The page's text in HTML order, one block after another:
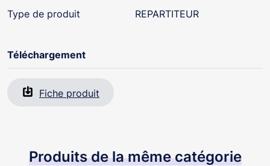
Type de produit REPARTITEUR
Téléchargement
Fiche produit
Produits de la même catégorie